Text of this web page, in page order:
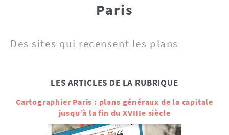
Paris
Des sites qui recensent les plans
LES ARTICLES DE LA RUBRIQUE
Cartographier Paris : plans généraux de la capitale
jusqu’à la fin du XVIIIe siècle